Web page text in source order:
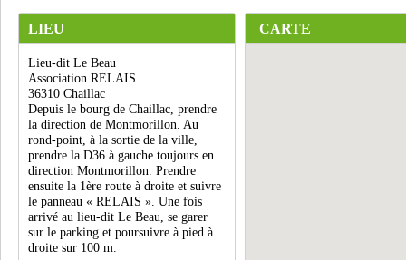
LIEU
Lieu-dit Le Beau
Association RELAIS
36310 Chaillac
Depuis le bourg de Chaillac, prendre
la direction de Montmorillon. Au
rond-point, à la sortie de la ville,
prendre la D36 à gauche toujours en
direction Montmorillon. Prendre
ensuite la 1ère route à droite et suivre
le panneau « RELAIS ». Une fois
arrivé au lieu-dit Le Beau, se garer
sur le parking et poursuivre à pied à
droite sur 100 m.
CARTE